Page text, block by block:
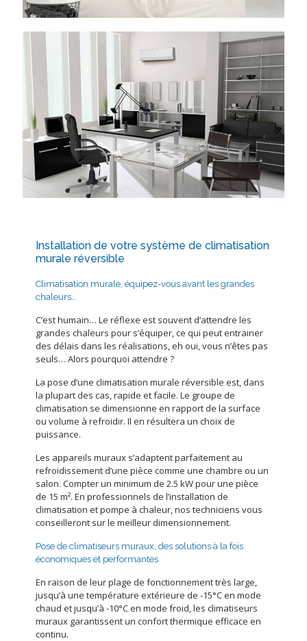
Installation de votre système de climatisation
murale réversible
Climatisation murale, équipez-vous avant les grandes
chaleurs…
C’est humain… Le réflexe est souvent d’attendre les
grandes chaleurs pour s’équiper, ce qui peut entrainer
des délais dans les réalisations, eh oui, vous n’êtes pas
seuls… Alors pourquoi attendre ?
La pose d’une climatisation murale réversible est, dans
la plupart des cas, rapide et facile. Le groupe de
climatisation se dimensionne en rapport de la surface
ou volume à refroidir. Il en résultera un choix de
puissance.
Les appareils muraux s’adaptent parfaitement au
refroidissement d’une pièce comme une chambre ou un
salon. Compter un minimum de 2.5 kW pour une pièce
de 15 m². En professionnels de l’installation de
climatisation et pompe à chaleur, nos techniciens vous
conseilleront sur le meilleur dimensionnement.
Pose de climatiseurs muraux, des solutions à la fois
économiques et performantes
En raison de leur plage de fonctionnement très large,
jusqu’à une température extérieure de -15°C en mode
chaud et jusqu’à -10°C en mode froid, les climatiseurs
muraux garantissent un confort thermique efficace en
continu.